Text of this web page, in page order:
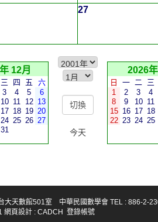
27
12月
三 四 五
六
3 4 5
6
10 11 12 13
17 18 19 20
24 25 26 27
31 今天
2026
日 一 二 三
1
2 3 4
8
9 10 11
15 16 17 18
22 23 24 25
天數館501室 中華民國數學會 TEL : 886-2-
網頁設計 : CADCH 登錄帳號